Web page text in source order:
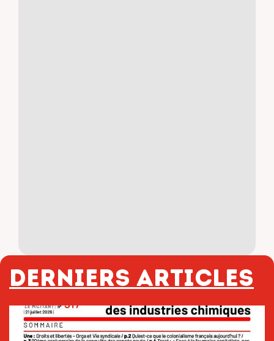
Derniers articles